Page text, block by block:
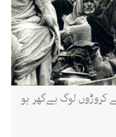
کروڑوں لوگ بےگھر ہو